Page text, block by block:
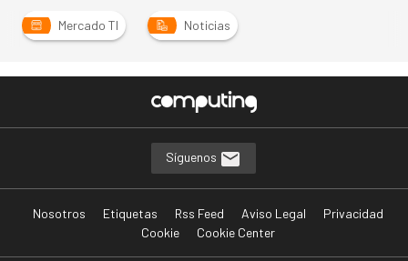
Mercado TI Noticias
Síguenos
Nosotros Etiquetas Rss Feed Aviso Legal
Privacidad
Cookie
Cookie Center